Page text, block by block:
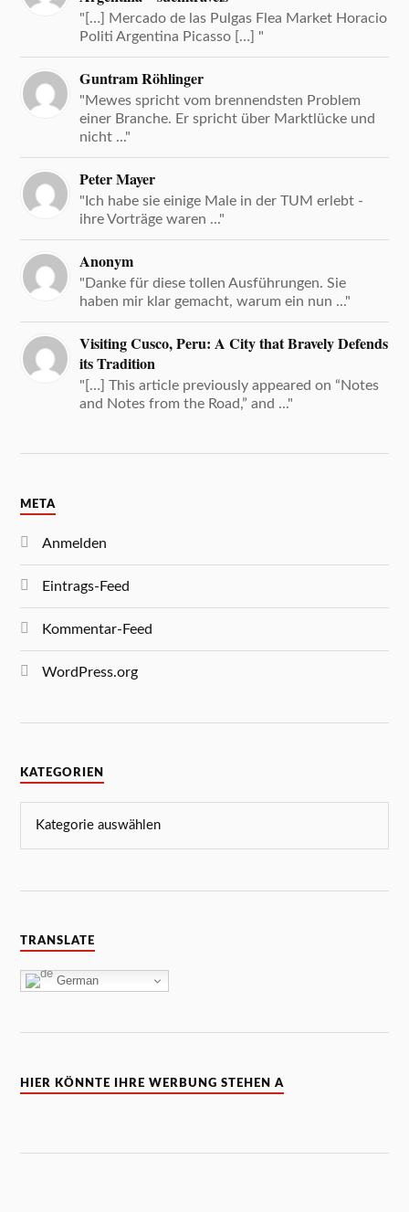
"[…] Mercado de las Pulgas Flea Market Horacio
Politi Argentina Picasso […] "
Guntram Röhlinger
"Mewes spricht vom brennendsten Problem
einer Branche. Er spricht über Marktlücke und
nicht ..."
Peter Mayer
"Ich habe sie einige Male in der TUM erlebt -
ihre Vorträge waren ..."
Anonym
"Danke für diese tollen Ausführungen. Sie
haben mir klar gemacht, warum ein nun ..."
Visiting Cusco, Peru: A City that Bravely Defends
its Tradition
"[…] This article previously appeared on “Notes
and Notes from the Road,” and ..."
META
Anmelden
Eintrags-Feed
Kommentar-Feed
WordPress.org
KATEGORIEN
TRANSLATE
German
HIER KÖNNTE IHRE WERBUNG STEHEN A